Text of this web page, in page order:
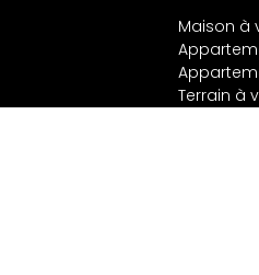
Maison à
Terrain à